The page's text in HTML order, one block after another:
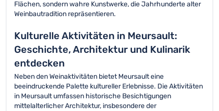
Flächen, sondern wahre Kunstwerke, die Jahrhunderte alter
Weinbautradition repräsentieren.
Kulturelle Aktivitäten in Meursault:
Geschichte, Architektur und Kulinarik
entdecken
Neben den Weinaktivitäten bietet Meursault eine
beeindruckende Palette kultureller Erlebnisse. Die Aktivitäten
in Meursault umfassen historische Besichtigungen
mittelalterlicher Architektur, insbesondere der